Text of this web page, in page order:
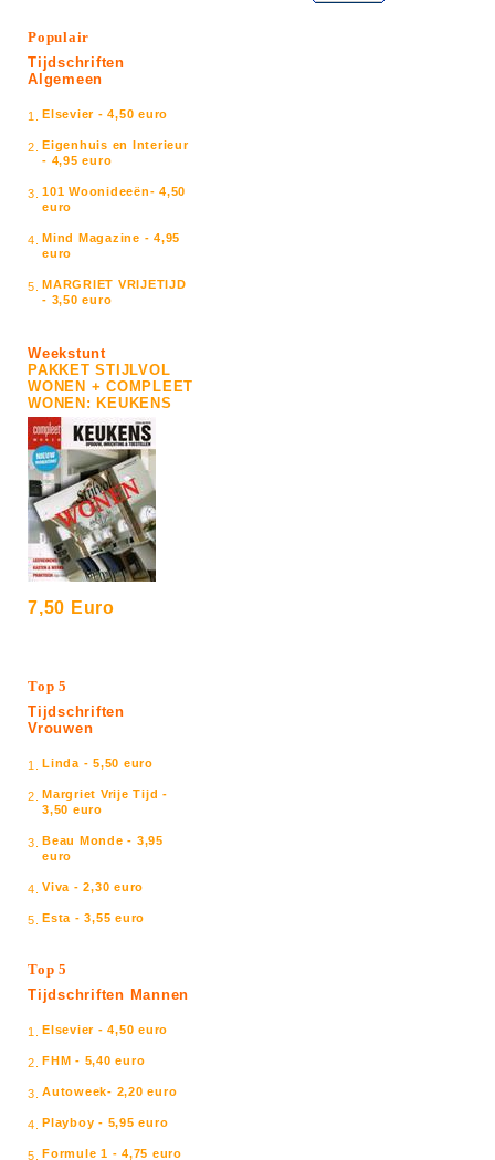
Populair
Tijdschriften
Algemeen
1. Elsevier - 4,50 euro
2. Eigenhuis en Interieur
- 4,95 euro
3. 101 Woonideeën- 4,50
euro
4. Mind Magazine - 4,95
euro
5. MARGRIET VRIJETIJD
- 3,50 euro
Weekstunt
PAKKET STIJLVOL
WONEN + COMPLEET
WONEN: KEUKENS
7,50 Euro
Top 5
Tijdschriften
Vrouwen
1. Linda - 5,50 euro
2. Margriet Vrije Tijd -
3,50 euro
3. Beau Monde - 3,95
euro
4. Viva - 2,30 euro
5. Esta - 3,55 euro
Top 5
Tijdschriften Mannen
1. Elsevier - 4,50 euro
2. FHM - 5,40 euro
3. Autoweek- 2,20 euro
4. Playboy - 5,95 euro
5. Formule 1 - 4,75 euro